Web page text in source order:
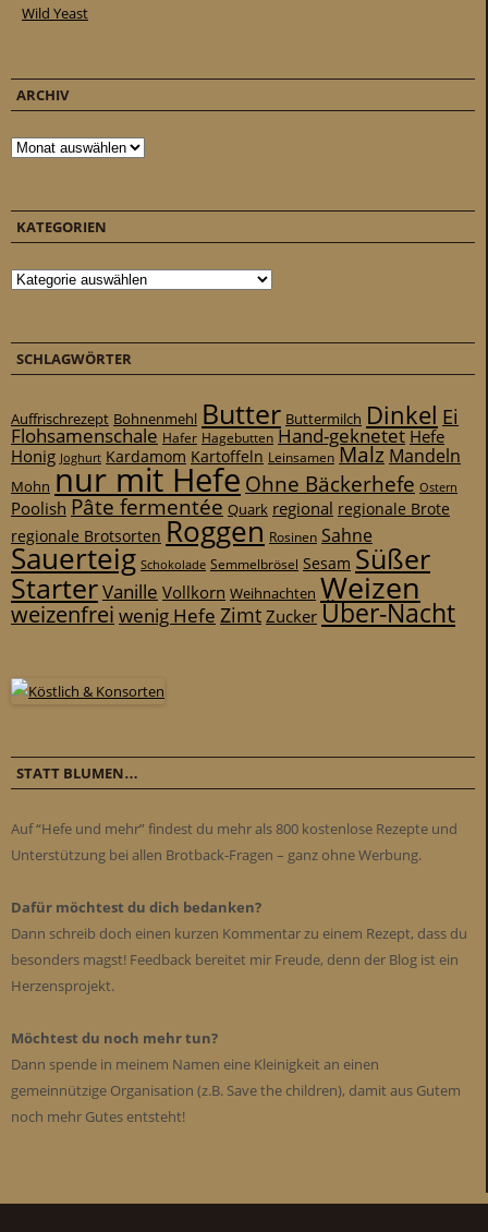
Wild Yeast
ARCHIV
Archiv
KATEGORIEN
Kategorien
SCHLAGWÖRTER
Auffrischrezept Bohnenmehl Butter Buttermilch Dinkel Ei
Flohsamenschale Hafer Hagebutten Hand-geknetet Hefe
Honig Joghurt Kardamom Kartoffeln Leinsamen Malz Mandeln
Mohn nur mit Hefe Ohne Bäckerhefe Ostern
Poolish Pâte fermentée Quark regional regionale Brote
regionale Brotsorten Roggen Rosinen Sahne
Sauerteig Schokolade Semmelbrösel Sesam Süßer
StarterVanille Vollkorn Weihnachten Weizen
weizenfrei wenig Hefe ZimtZuckerÜber-Nacht
STATT BLUMEN…
Auf “Hefe und mehr” findest du mehr als 800 kostenlose Rezepte und
Unterstützung bei allen Brotback-Fragen – ganz ohne Werbung.
Dafür möchtest du dich bedanken?
Dann schreib doch einen kurzen Kommentar zu einem Rezept, dass du
besonders magst! Feedback bereitet mir Freude, denn der Blog ist ein
Herzensprojekt.
Möchtest du noch mehr tun?
Dann spende in meinem Namen eine Kleinigkeit an einen
gemeinnützige Organisation (z.B. Save the children), damit aus Gutem
noch mehr Gutes entsteht!